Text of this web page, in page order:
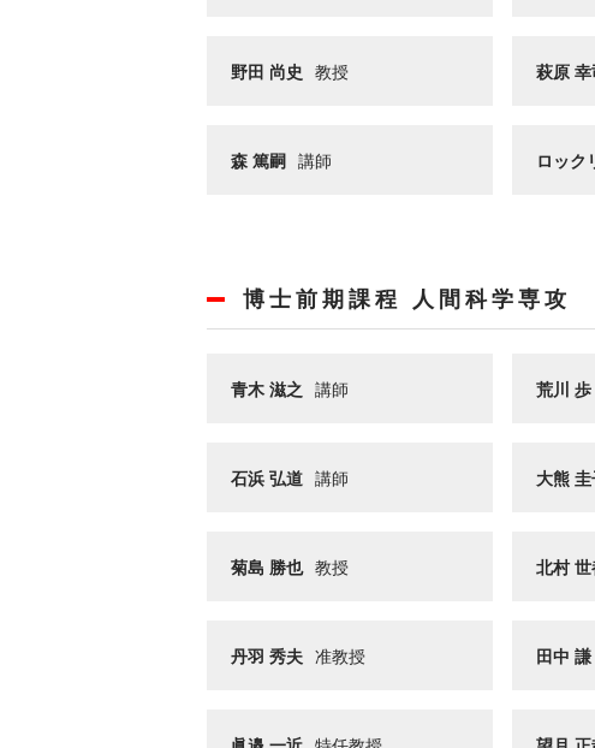
野田 尚史 教授 萩原 幸
森 篤嗣 講師 ロック
博士前期課程 人間科学専攻
青木 滋之 講師 荒川 歩
石浜 弘道 講師 大熊
菊島 勝也 教授 北村
丹羽 秀夫 准教授 田中 謙